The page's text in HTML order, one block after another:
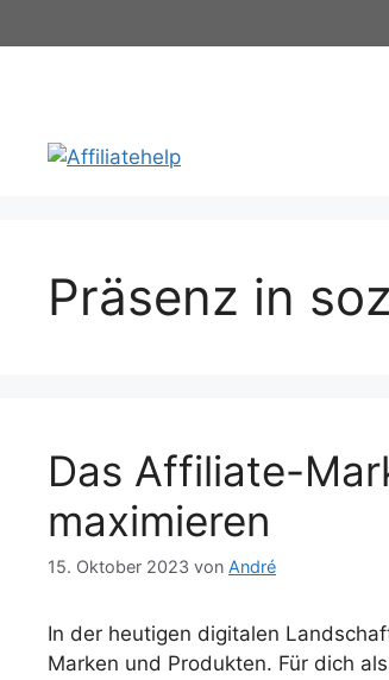
Inhalt
Präsenz in
Das Affiliate-
maximieren
15. Oktober 2023 von André
In der heutigen digitalen
Marken und Produkten. Für dich